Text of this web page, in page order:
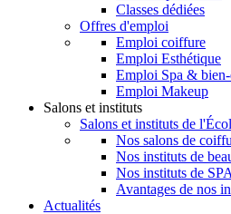
Classes dédiées
Offres d'emploi
Emploi coiffure
Emploi Esthétique
Emploi Spa &
Emploi Makeup
Salons et instituts
Salons et instituts de
Nos salons de
Nos instituts de
Nos instituts de SPA
Avantages de nos
Actualités